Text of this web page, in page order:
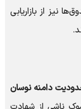
صندوق‌ها نیز از بازاریابی
دامنه نوسان